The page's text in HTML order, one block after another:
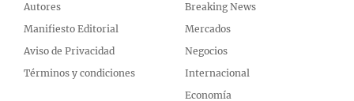
Autores
Manifiesto Editorial
Aviso de Privacidad
Términos y condiciones
Breaking News
Mercados
Negocios
Internacional
Economía